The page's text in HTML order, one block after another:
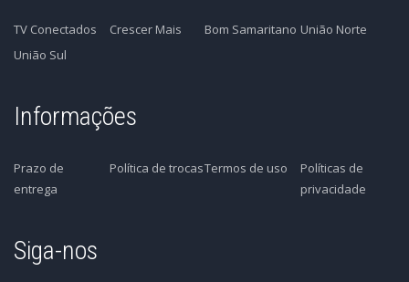
TV Conectados Crescer Mais Bom Samaritano União Norte
União Sul
Informações
Prazo de
entrega
Política de trocasTermos de uso
Políticas de
privacidade
Siga-nos